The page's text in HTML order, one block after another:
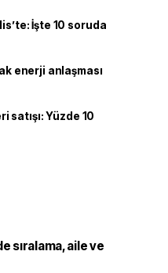
İşte 10 soruda
enerji anlaşması
satışı: Yüzde 10
sıralama, aile ve